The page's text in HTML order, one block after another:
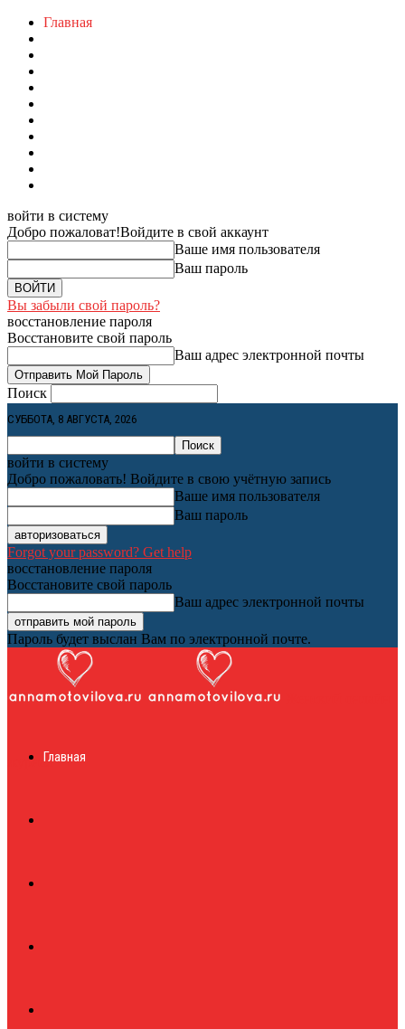
Главная
войти в систему
Добро пожаловат!Войдите в свой аккаунт
Ваше имя пользователя
Ваш пароль
Вы забыли свой пароль?
восстановление пароля
Восстановите свой пароль
Ваш адрес электронной почты
Поиск
СУББОТА, 8 АВГУСТА, 2026
войти в систему
Добро пожаловать! Войдите в свою учётную запись
Ваше имя пользователя
Ваш пароль
Forgot your password? Get help
восстановление пароля
Восстановите свой пароль
Ваш адрес электронной почты
Пароль будет выслан Вам по электронной почте.
журналГлавная